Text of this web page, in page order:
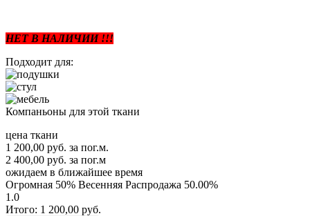
НЕТ В НАЛИЧИИ !!!
Подходит для:
Компаньоны для этой ткани
цена ткани
1 200,00 руб. за пог.м.
2 400,00 руб. за пог.м
ожидаем в ближайшее время
Огромная 50% Весенняя Распродажа 50.00%
1.0
Итого: 1 200,00 руб.